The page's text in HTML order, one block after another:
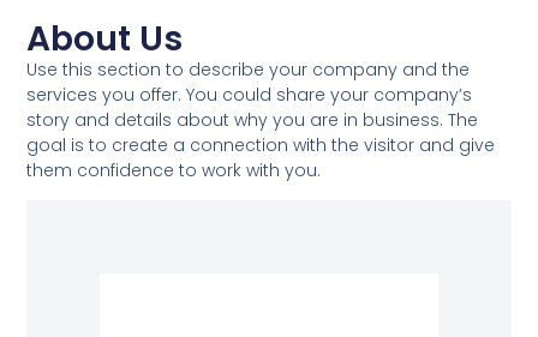
About Us​
Use this section to describe your company and the
services you offer. You could share your company’s
story and details about why you are in business. The
goal is to create a connection with the visitor and give
them confidence to work with you.